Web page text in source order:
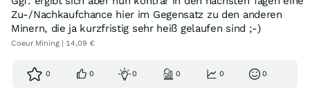
Zu-/Nachkaufchance hier im Gegensatz zu den anderen
Minern, die ja kurzfristig sehr heiß gelaufen sind ;-)
Coeur Mining | 14,09 €
0 0 0 0 0 0